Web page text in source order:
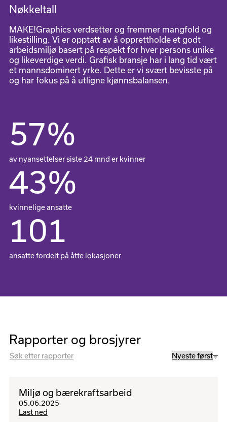
Nøkkeltall
MAKE!Graphics verdsetter og fremmer mangfold og
likestilling. Vi er opptatt av å opprettholde et godt
arbeidsmiljø basert på respekt for hver persons unike
og likeverdige verdi. Grafisk bransje har i lang tid vært
et mannsdominert yrke. Dette er vi svært bevisste på
og har fokus på å utligne kjønnsbalansen.
57%
av nyansettelser siste 24 mnd er kvinner
43%
kvinnelige ansatte
101
ansatte fordelt på åtte lokasjoner
Rapporter og brosjyrer
Miljø og bærekraftsarbeid
05.06.2025
Last ned